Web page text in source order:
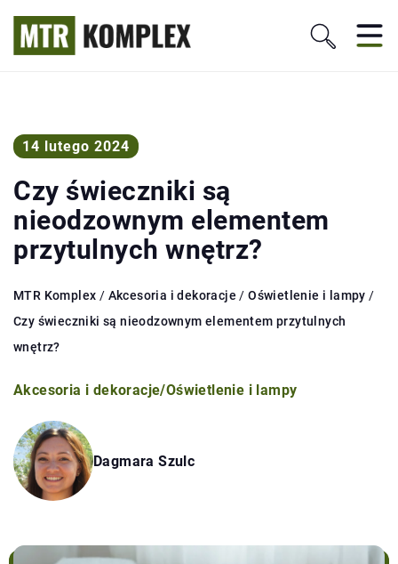
14 lutego 2024
Czy świeczniki są
nieodzownym elementem
przytulnych wnętrz?
MTR Komplex / Akcesoria i dekoracje /Oświetlenie i lampy /
Czy świeczniki są nieodzownym elementem przytulnych
wnętrz?
Akcesoria i dekoracje/Oświetlenie i lampy
Dagmara Szulc